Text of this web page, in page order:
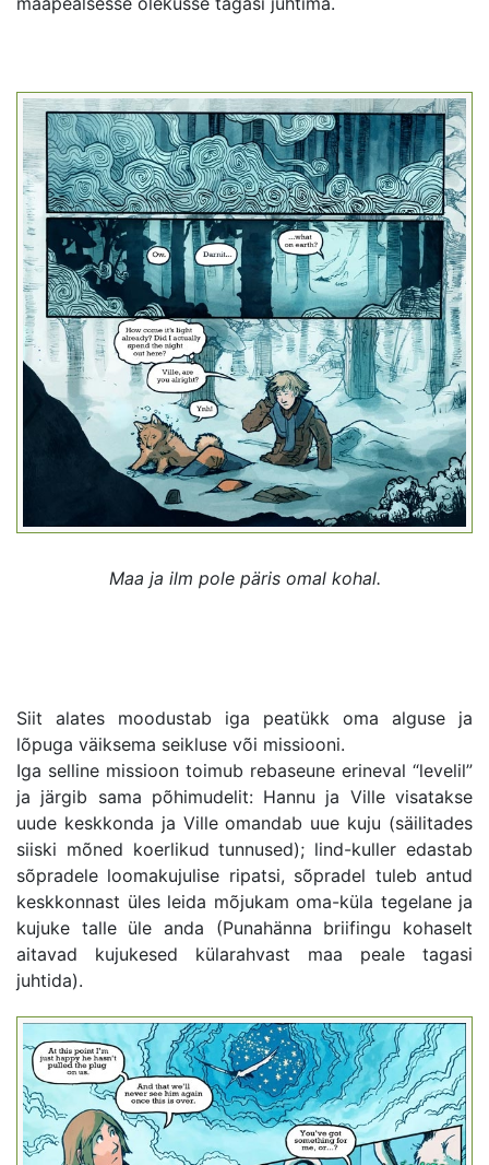
Maa ja ilm pole päris omal kohal.
Siit alates moodustab iga peatükk oma alguse ja
lõpuga väiksema seikluse või missiooni.
Iga selline missioon toimub rebaseune erineval “levelil”
ja järgib sama põhimudelit: Hannu ja Ville visatakse
uude keskkonda ja Ville omandab uue kuju (säilitades
siiski mõned koerlikud tunnused); lind-kuller edastab
sõpradele loomakujulise ripatsi, sõpradel tuleb antud
keskkonnast üles leida mõjukam oma-küla tegelane ja
kujuke talle üle anda (Punahänna briifingu kohaselt
aitavad kujukesed külarahvast maa peale tagasi
juhtida).